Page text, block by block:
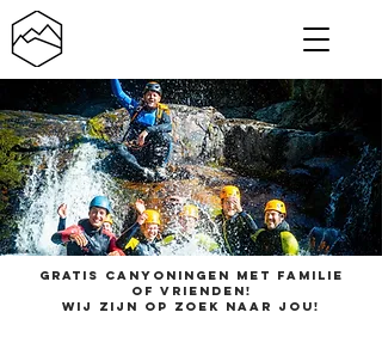
GRATIS CANYONINGEN MET FAMILIE
OF VRIENDEN!
WIJ ZIJN OP ZOEK NAAR JOU!